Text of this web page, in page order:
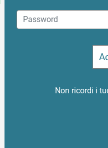
Non ricordi i